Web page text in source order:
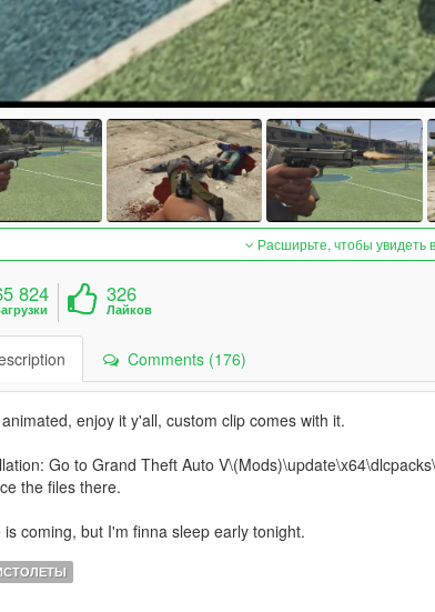
Расширьте, чтобы
824 326
Лайков
Comments (176)
enjoy it y'all, custom clip comes with it.
Go to Grand Theft Auto
the files there.
is coming, but I'm finna sleep early tonight.